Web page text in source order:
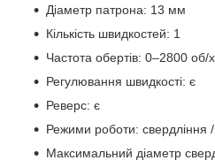
Діаметр патрона: 13 мм
Кількість швидкостей: 1
Частота обертів: 0–2800 об/
Регулювання швидкості: є
Реверс: є
Режими роботи: свердління
Максимальний діаметр